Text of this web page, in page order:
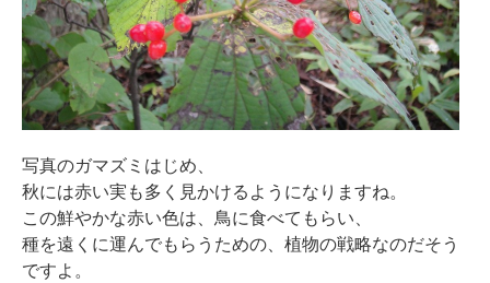
写真のガマズミはじめ、
秋には赤い実も多く見かけるようになりますね。
この鮮やかな赤い色は、鳥に食べてもらい、
種を遠くに運んでもらうための、植物の戦略なのだそう
ですよ。